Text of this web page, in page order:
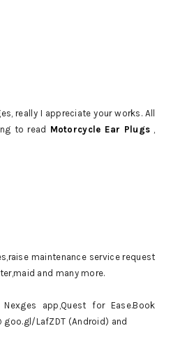
really I appreciate your works. All
to read Motorcycle Ear Plugs
maintenance service request
and many more.
app,Quest for Ease.Book
goo.gl/LafZDT (Android) and